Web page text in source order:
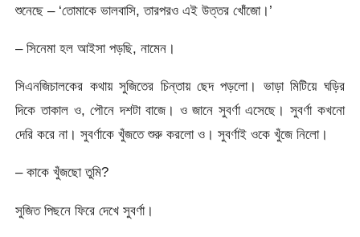
শুনেছে – ‘তোমাকে ভালবাসি, তারপরও এই উত্তর খোঁজো।’
– সিনেমা হল আইসা পড়ছি, নামেন।
সিএনজিচালকের কথায় সুজিতের চিন্তায় ছেদ পড়লো। ভাড়া মিটিয়ে ঘড়ির
দিকে তাকাল ও, পৌনে দশটা বাজে। ও জানে সুবর্ণা এসেছে। সুবর্ণা কখনো
দেরি করে না। সুবর্ণাকে খুঁজতে শুরু করলো ও। সুবর্ণাই ওকে খুঁজে নিলো।
– কাকে খুঁজছো তুমি?
সুজিত পিছনে ফিরে দেখে সুবর্ণা।